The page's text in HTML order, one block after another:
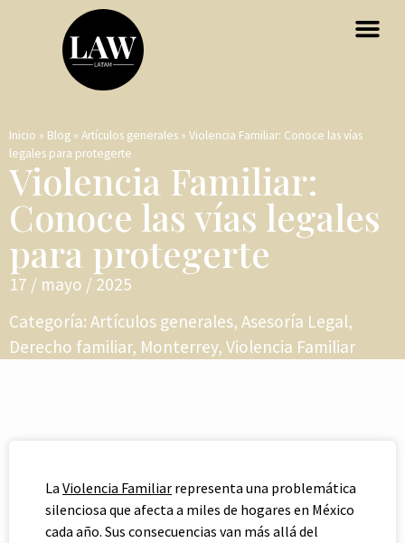
Inicio » Blog » Artículos generales » Violencia Familiar: Conoce las vías
legales para protegerte
Violencia Familiar:
Conoce las vías legales
para protegerte
17 / mayo / 2025
Categoría: Artículos generales, Asesoría Legal,
Derecho familiar, Monterrey, Violencia Familiar
La Violencia Familiar representa una problemática
silenciosa que afecta a miles de hogares en México
cada año. Sus consecuencias van más allá del